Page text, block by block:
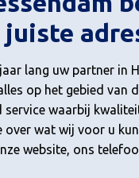
lang uw partner in
op het gebied van
waarbij
wat wij voor u
website, ons